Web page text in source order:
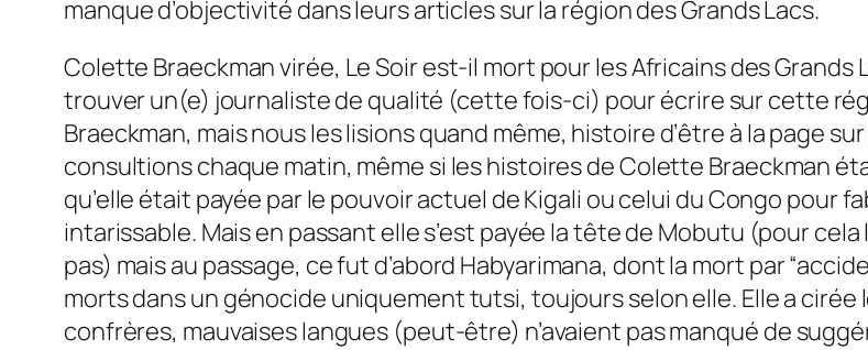
manque d’objectivité dans leurs articles sur la région des Grands Lacs.
Colette Braeckman virée, Le Soir est-il mort pour les Africains des
trouver un(e) journaliste de qualité (cette fois-ci) pour écrire sur cette
Braeckman, mais nous les lisions quand même, histoire d’être à la page
consultions chaque matin, même si les histoires de Colette Braeckman
qu’elle était payée par le pouvoir actuel de Kigali ou celui du Congo pour
intarissable. Mais en passant elle s’est payée la tête de Mobutu (pour
pas) mais au passage, ce fut d’abord Habyarimana, dont la mort par
morts dans un génocide uniquement tutsi, toujours selon elle. Elle a
confrères, mauvaises langues (peut-être) n’avaient pas manqué de